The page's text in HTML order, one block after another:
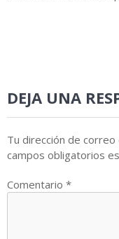
DEJA UNA
Tu dirección de
campos obligatorios
Comentario *